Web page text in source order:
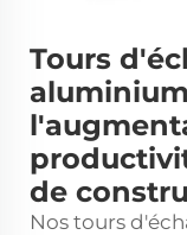
Tours
de
Nos tours